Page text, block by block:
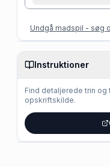
Undgå madspil - søg
Instruktioner
Find detaljerede trin
opskriftskilde.